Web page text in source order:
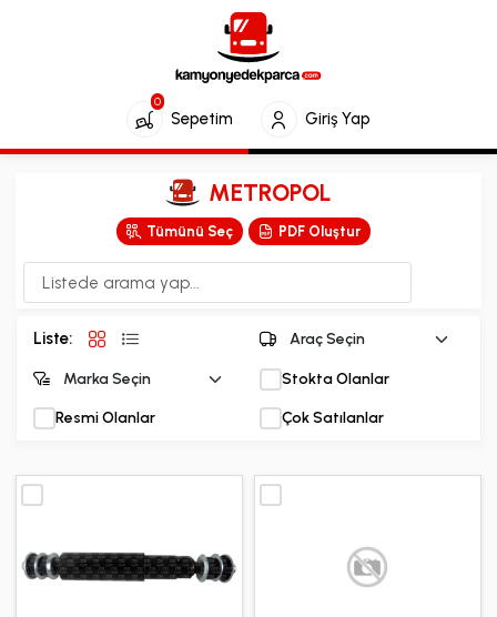
Sepetim
0
Giriş Yap
METROPOL
Tümünü Seç PDF Oluştur
Liste:
Stokta Olanlar
Resmi Olanlar Çok Satılanlar